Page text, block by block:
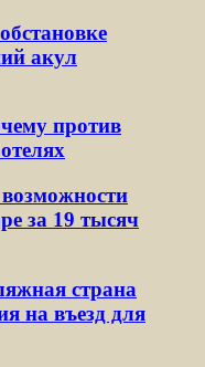
акул
против
за 19 тысяч
страна
на въезд для